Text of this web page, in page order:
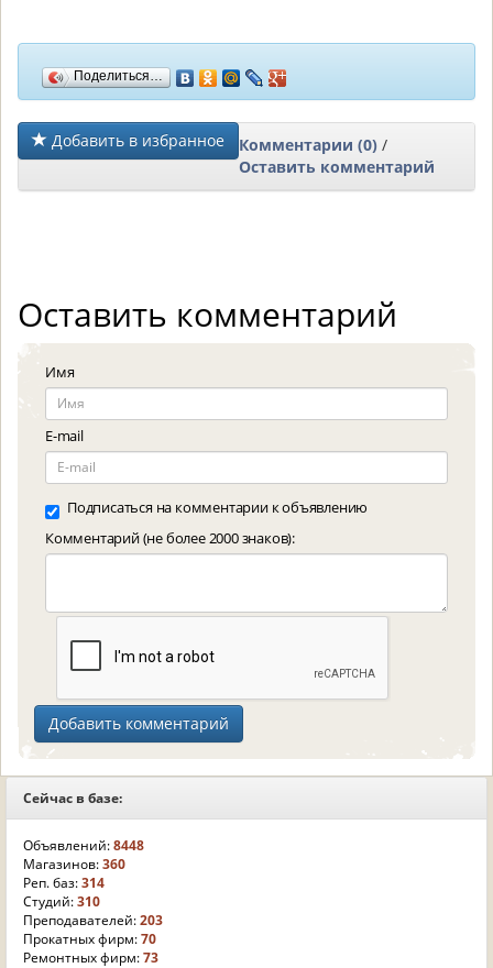
Поделиться…
Добавить в избранное Комментарии (0) /
Оставить комментарий
Оставить комментарий
Имя
E-mail
Подписаться на комментарии к объявлению
Комментарий (не более 2000 знаков):
Сейчас в базе:
Объявлений:8448
Магазинов:360
Реп. баз:314
Студий:310
Преподавателей:203
Прокатных фирм:70
Ремонтных фирм:73